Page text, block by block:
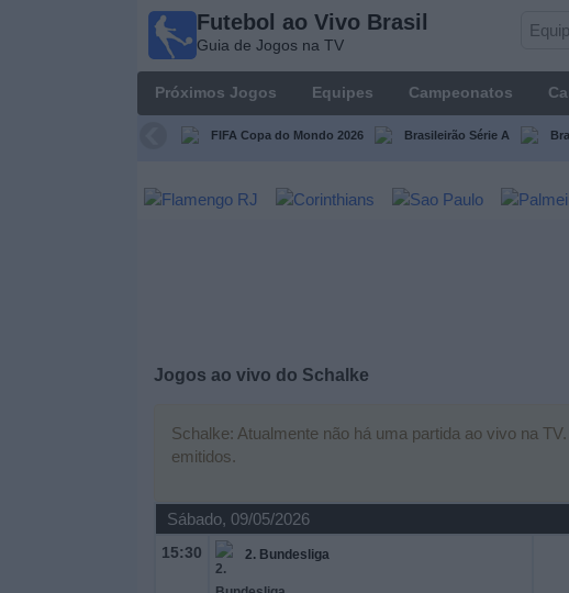
Futebol ao Vivo Brasil
Guia de Jogos na TV
Próximos Jogos Equipes Campeonatos
FIFA Copa do Mondo 2026 Brasileirão Série A
Jogos ao vivo do Schalke
Schalke: Atualmente não há uma partida ao vivo na
emitidos.
Sábado, 09/05/2026
15:30 2. Bundesliga